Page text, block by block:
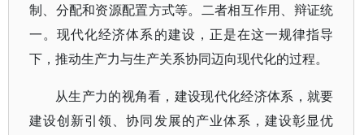
制、分配和资源配置方式等。二者相互作用、辩证统
一。现代化经济体系的建设，正是在这一规律指导
下，推动生产力与生产关系协同迈向现代化的过程。
从生产力的视角看，建设现代化经济体系，就要
建设创新引领、协同发展的产业体系，建设彰显优